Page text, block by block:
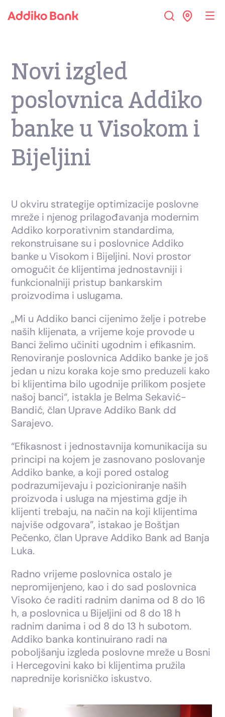
Novi izgled
poslovnica Addiko
banke u Visokom i
Bijeljini
U okviru strategije optimizacije poslovne
mreže i njenog prilagođavanja modernim
Addiko korporativnim standardima,
rekonstruisane su i poslovnice Addiko
banke u Visokom i Bijeljini. Novi prostor
omogućit će klijentima jednostavniji i
funkcionalniji pristup bankarskim
proizvodima i uslugama.
„Mi u Addiko banci cijenimo želje i potrebe
naših klijenata, a vrijeme koje provode u
Banci želimo učiniti ugodnim i efikasnim.
Renoviranje poslovnica Addiko banke je još
jedan u nizu koraka koje smo preduzeli kako
bi klijentima bilo ugodnije prilikom posjete
našoj banci“, istakla je Belma Sekavić-
Bandić, član Uprave Addiko Bank dd
Sarajevo.
“Efikasnost i jednostavnija komunikacija su
principi na kojem je zasnovano poslovanje
Addiko banke, a koji pored ostalog
podrazumijevaju i pozicioniranje naših
proizvoda i usluga na mjestima gdje ih
klijenti trebaju, na način na koji klijentima
najviše odgovara”, istakao je Boštjan
Pečenko, član Uprave Addiko Bank ad Banja
Luka.
Radno vrijeme poslovnica ostalo je
nepromijenjeno, kao i do sad poslovnica
Visoko će raditi radnim danima od 8 do 16
h, a poslovnica u Bijeljini od 8 do 18 h
radnim danima i od 8 do 13 h subotom.
Addiko banka kontinuirano radi na
poboljšanju izgleda poslovne mreže u Bosni
i Hercegovini kako bi klijentima pružila
naprednije korisničko iskustvo.